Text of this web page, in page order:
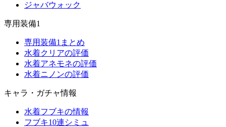
ジャバウォック
専用装備1
専用装備1まとめ
水着クリアの評価
水着アネモネの評価
水着ニノンの評価
キャラ・ガチャ情報
水着フブキの情報
フブキ10連シミュ